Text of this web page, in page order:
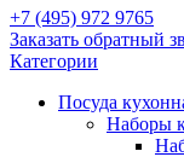
+7 (495) 972 9765
Заказать обратный
Категории
Посуда
Наборы